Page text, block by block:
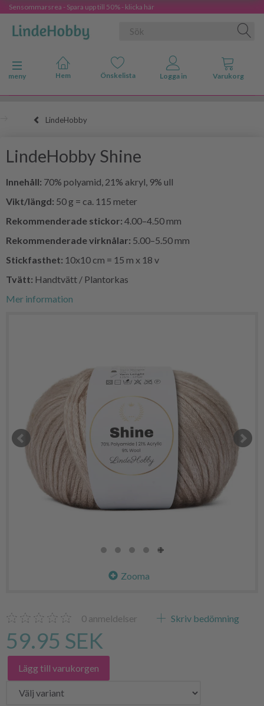
Sensommarsrea - Spara upp till 50% - klicka här
Ändra navigering
meny
LindeHobby
LindeHobby Shine
Innehåll: 70% polyamid, 21% akryl, 9% ull
Vikt/längd: 50 g = ca. 115 meter
Rekommenderade stickor: 4.00–4.50 mm
Rekommenderade virknålar: 5.00–5.50 mm
Stickfasthet: 10x10 cm = 15 m x 18 v
Tvätt: Handtvätt / Plantorkas
Mer information
Zooma
0 anmeldelser Skriv bedömning
59.95 SEK
Lägg till varukorgen